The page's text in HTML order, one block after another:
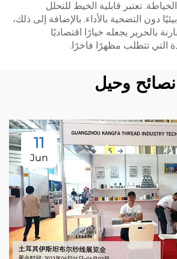
تعتبر قابلية الخيط للتحلل
دون التضحية بالأداء. بالإضافة إلى ذلك،
بالحرير يجعله خيارًا اقتصاديًا
التي تتطلب مظهرًا فاخرًا.
نصائح وحيل
11
Jun